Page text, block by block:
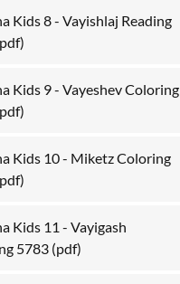
Kids 8 - Vayishlaj Reading
Kids 9 - Vayeshev Coloring
Kids 10 - Miketz Coloring
Kids 11 - Vayigash
5783 (pdf)